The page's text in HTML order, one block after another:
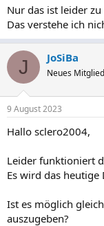
Nur das ist leider
Das verstehe ich
J JoSiBa
Neues Mitglied
9 August 2023
Hallo sclero2004,
Leider funktioniert
Es wird das heutige
Ist es möglich
auszugeben?